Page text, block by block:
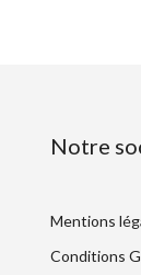
Notre
Mentions
Conditions